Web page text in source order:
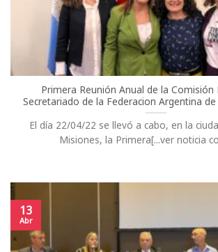
Primera Reunión Anual de la Comisión
Secretariado de la Federacion Argentina
El día 22/04/22 se llevó a cabo, en la
Misiones, la Primera[...ver noticia
13
Abr